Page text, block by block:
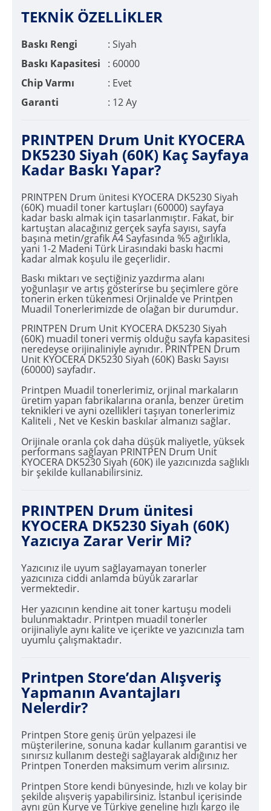
TEKNİK ÖZELLİKLER
Baskı Rengi
: Siyah
Baskı Kapasitesi
: 60000
Chip Varmı
: Evet
Garanti
: 12 Ay
PRINTPEN Drum Unit KYOCERA
DK5230 Siyah (60K) Kaç Sayfaya
Kadar Baskı Yapar?
PRINTPEN Drum ünitesi KYOCERA DK5230 Siyah
(60K) muadil toner kartuşları (60000) sayfaya
kadar baskı almak için tasarlanmıştır. Fakat, bir
kartuştan alacağınız gerçek sayfa sayısı, sayfa
başına metin/grafik A4 Sayfasında %5 ağırlıkla,
yani 1-2 Madeni Türk Lirasındaki baskı hacmi
kadar almak koşulu ile geçerlidir.
Baskı miktarı ve seçtiğiniz yazdırma alanı
yoğunlaşır ve artış gösterirse bu şeçimlere göre
tonerin erken tükenmesi Orjinalde ve Printpen
Muadil Tonerlerimizde de olağan bir durumdur.
PRINTPEN Drum Unit KYOCERA DK5230 Siyah
(60K) muadil toneri vermiş olduğu sayfa kapasitesi
neredeyse orijinaliniyle aynıdır. PRINTPEN Drum
Unit KYOCERA DK5230 Siyah (60K) Baskı Sayısı
(60000) sayfadır.
Printpen Muadil tonerlerimiz, orjinal markaların
üretim yapan fabrikalarına oranla, benzer üretim
teknikleri ve ayni ozellikleri taşıyan tonerlerimiz
Kaliteli , Net ve Keskin baskılar almanızı sağlar.
Orijinale oranla çok daha düşük maliyetle, yüksek
performans sağlayan PRINTPEN Drum Unit
KYOCERA DK5230 Siyah (60K) ile yazıcınızda sağlıklı
bir şekilde kullanabilirsiniz.
PRINTPEN Drum ünitesi
KYOCERA DK5230 Siyah (60K)
Yazıcıya Zarar Verir Mi?
Yazıcınız ile uyum sağlayamayan tonerler
yazıcınıza ciddi anlamda büyük zararlar
vermektedir.
Her yazıcının kendine ait toner kartuşu modeli
bulunmaktadır. Printpen muadil tonerler
orijinaliyle aynı kalite ve içerikte ve yazıcınızla tam
uyumlu çalışmaktadır.
Printpen Store’dan Alışveriş
Yapmanın Avantajları
Nelerdir?
Printpen Store geniş ürün yelpazesi ile
müşterilerine, sonuna kadar kullanım garantisi ve
sınırsız kullanım desteği sağlayarak aldığınız her
Printpen Tonerden maksimum verim alırsınız.
Printpen Store kendi bünyesinde, hızlı ve kolay bir
şekilde alışveriş yapabilirsiniz. İstanbul içerisinde
aynı gün Kurye ve Türkiye geneline hızlı kargo ile